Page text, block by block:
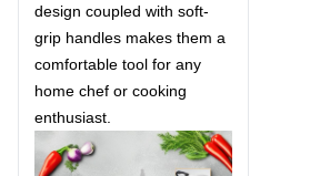
design coupled with soft-
grip handles makes them a
comfortable tool for any
home chef or cooking
enthusiast.